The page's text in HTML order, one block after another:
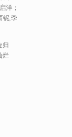
洋；
铌,季
归
烂